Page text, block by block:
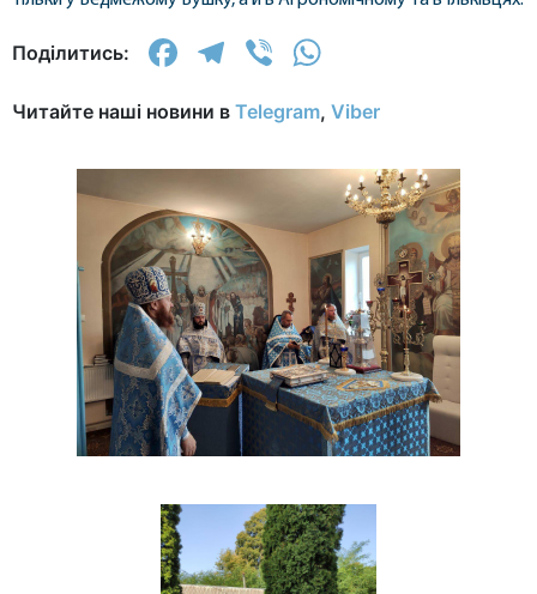
Поділитись: Facebook
Telegram
Viber
Читайте наші новини в Telegram, Viber